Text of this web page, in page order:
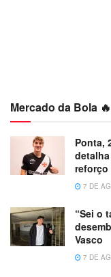
Mercado da Bola 🔥
Ponta,
reforço
7 DE
“Sei o
Vasco
7 DE